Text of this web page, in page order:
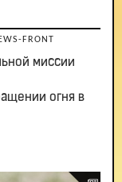
FRONT
миссии
огня в